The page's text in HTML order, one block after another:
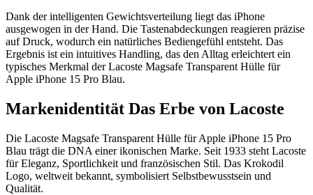
Dank der intelligenten Gewichtsverteilung liegt das iPhone
ausgewogen in der Hand. Die Tastenabdeckungen reagieren präzise
auf Druck, wodurch ein natürliches Bediengefühl entsteht. Das
Ergebnis ist ein intuitives Handling, das den Alltag erleichtert ein
typisches Merkmal der Lacoste Magsafe Transparent Hülle für
Apple iPhone 15 Pro Blau.
Markenidentität Das Erbe von Lacoste
Die Lacoste Magsafe Transparent Hülle für Apple iPhone 15 Pro
Blau trägt die DNA einer ikonischen Marke. Seit 1933 steht Lacoste
für Eleganz, Sportlichkeit und französischen Stil. Das Krokodil
Logo, weltweit bekannt, symbolisiert Selbstbewusstsein und
Qualität.